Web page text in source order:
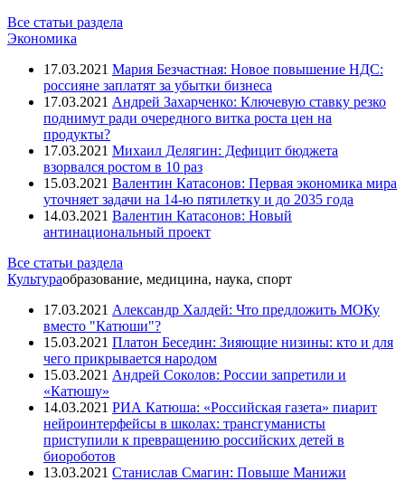
Все статьи раздела
Экономика
17.03.2021 Мария Безчастная: Новое повышение НДС:
россияне заплатят за убытки бизнеса
17.03.2021 Андрей Захарченко: Ключевую ставку резко
поднимут ради очередного витка роста цен на
продукты?
17.03.2021 Михаил Делягин: Дефицит бюджета
взорвался ростом в 10 раз
15.03.2021 Валентин Катасонов: Первая экономика мира
уточняет задачи на 14-ю пятилетку и до 2035 года
14.03.2021 Валентин Катасонов: Новый
антинациональный проект
Все статьи раздела
Культураобразование, медицина, наука, спорт
17.03.2021 Александр Халдей: Что предложить МОКу
вместо "Катюши"?
15.03.2021 Платон Беседин: Зияющие низины: кто и для
чего прикрывается народом
15.03.2021 Андрей Соколов: России запретили и
«Катюшу»
14.03.2021 РИА Катюша: «Российская газета» пиарит
нейроинтерфейсы в школах: трансгуманисты
приступили к превращению российских детей в
биороботов
13.03.2021 Станислав Смагин: Повыше Манижи